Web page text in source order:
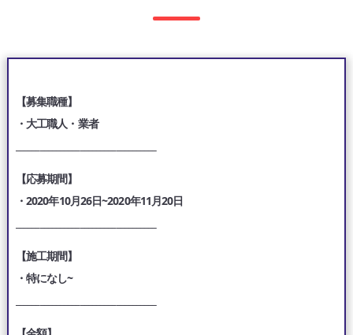
【募集職種】
・大工職人・業者
【応募期間】
・2020年10月26日~2020年11月20日
【施工期間】
・特になし~